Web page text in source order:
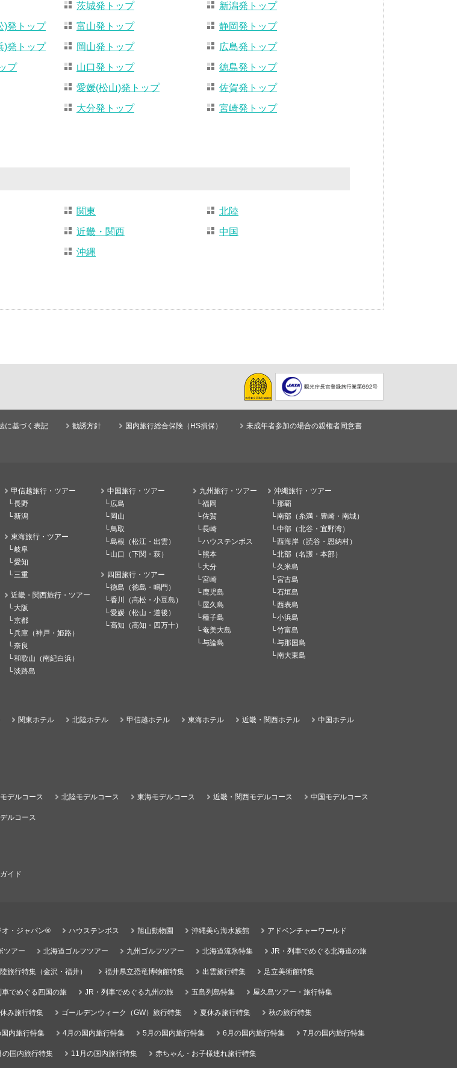
茨城発トップ
新潟発トップ
)発トップ 富山発トップ
静岡発トップ
)発トップ 岡山発トップ
広島発トップ
プ 山口発トップ
徳島発トップ
愛媛(松山)発トップ
佐賀発トップ
大分発トップ
宮崎発トップ
関東
北陸
近畿・関西
中国
沖縄
に基づく表記 勧誘方針 国内旅行総合保険（HS損保） 未成年者参加の場合の親権者同意書
甲信越旅行・ツアー
長野
新潟
東海旅行・ツアー
岐阜
愛知
三重
近畿・関西旅行・ツアー
大阪
京都
兵庫（神戸・姫路）
奈良
和歌山（南紀白浜）
淡路島
中国旅行・ツアー
広島
岡山
鳥取
島根（松江・出雲）
山口（下関・萩）
四国旅行・ツアー
徳島（徳島・鳴門）
香川（高松・小豆島）
愛媛（松山・道後）
高知（高知・四万十）
九州旅行・ツアー
福岡
佐賀
長崎
ハウステンボス
熊本
大分
宮崎
鹿児島
屋久島
種子島
奄美大島
与論島
沖縄旅行・ツアー
那覇
南部（糸満・豊崎・南城）
中部（北谷・宜野湾）
西海岸（読谷・恩納村）
北部（名護・本部）
久米島
宮古島
石垣島
西表島
小浜島
竹富島
与那国島
南大東島
関東ホテル 北陸ホテル 甲信越ホテル 東海ホテル 近畿・関西ホテル 中国ホテル
デルコース 北陸モデルコース 東海モデルコース 近畿・関西モデルコース 中国モデルコース
ルコース
イド
オ・ジャパン® ハウステンボス 旭山動物園 沖縄美ら海水族館 アドベンチャーワールド
ツアー 北海道ゴルフツアー 九州ゴルフツアー 北海道流氷特集 JR・列車でめぐる北海道の旅
旅行特集（金沢・福井） 福井県立恐竜博物館特集 出雲旅行特集 足立美術館特集
でめぐる四国の旅 JR・列車でめぐる九州の旅 五島列島特集 屋久島ツアー・旅行特集
み旅行特集 ゴールデンウィーク（GW）旅行特集 夏休み旅行特集 秋の旅行特集
内旅行特集 4月の国内旅行特集 5月の国内旅行特集 6月の国内旅行特集 7月の国内旅行特集
の国内旅行特集 11月の国内旅行特集 赤ちゃん・お子様連れ旅行特集